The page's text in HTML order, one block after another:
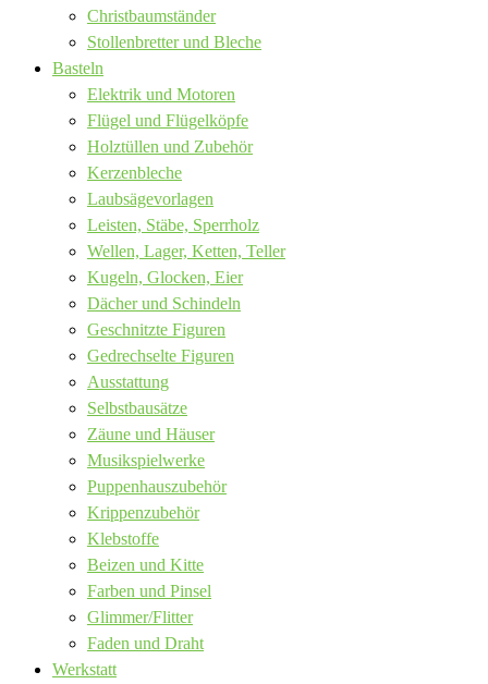
Christbaumständer
Stollenbretter und Bleche
Basteln
Elektrik und Motoren
Flügel und Flügelköpfe
Holztüllen und Zubehör
Kerzenbleche
Laubsägevorlagen
Leisten, Stäbe, Sperrholz
Wellen, Lager, Ketten, Teller
Kugeln, Glocken, Eier
Dächer und Schindeln
Geschnitzte Figuren
Gedrechselte Figuren
Ausstattung
Selbstbausätze
Zäune und Häuser
Musikspielwerke
Puppenhauszubehör
Krippenzubehör
Klebstoffe
Beizen und Kitte
Farben und Pinsel
Glimmer/Flitter
Faden und Draht
Werkstatt